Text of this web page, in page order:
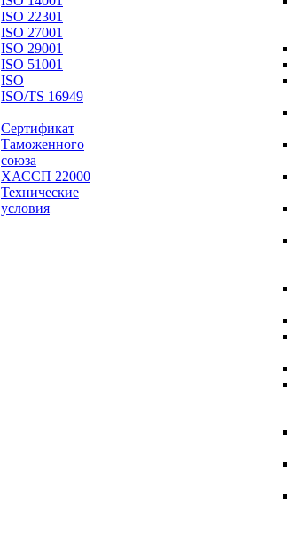
ISO 22301
ISO 27001
ISO 29001
ISO 51001
ISO
ISO/TS 16949
Сертификат
Таможенного
союза
ХАССП 22000
Технические
условия